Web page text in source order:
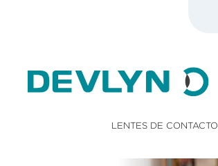
LENTES DE CONTACTO